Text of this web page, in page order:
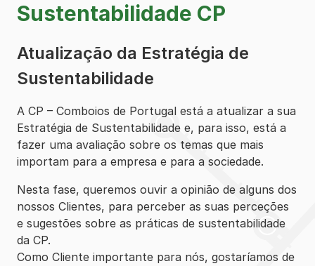
Sustentabilidade CP
Atualização da Estratégia de
Sustentabilidade
A CP – Comboios de Portugal está a atualizar a sua
Estratégia de Sustentabilidade e, para isso, está a
fazer uma avaliação sobre os temas que mais
importam para a empresa e para a sociedade.
Nesta fase, queremos ouvir a opinião de alguns dos
nossos Clientes, para perceber as suas perceções
e sugestões sobre as práticas de sustentabilidade
da CP.
Como Cliente importante para nós, gostaríamos de